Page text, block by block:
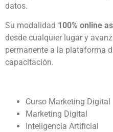
datos.
Su modalidad 100% online
desde cualquier lugar y
permanente a la plataforma
capacitación.
Curso Marketing Digital
Marketing Digital
Inteligencia Artificial